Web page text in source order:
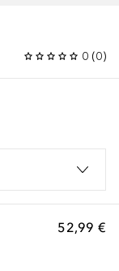
0 (0)
52,99 €